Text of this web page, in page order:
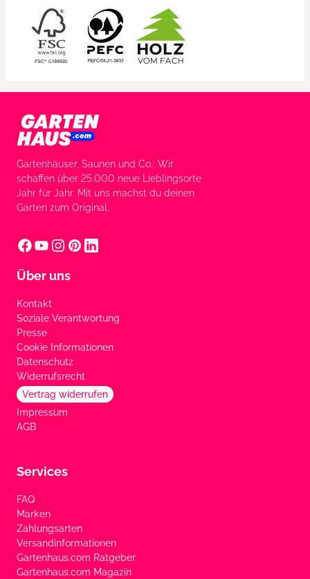
Gartenhäuser, Saunen und Co.: Wir
schaffen über 25.000 neue Lieblingsorte
Jahr für Jahr. Mit uns machst du deinen
Garten zum Original.
Über uns
Kontakt
Soziale Verantwortung
Presse
Cookie Informationen
Datenschutz
Widerrufsrecht
Vertrag widerrufen
Impressum
AGB
Services
FAQ
Marken
Zahlungsarten
Versandinformationen
Gartenhaus.com Ratgeber
Gartenhaus.com Magazin